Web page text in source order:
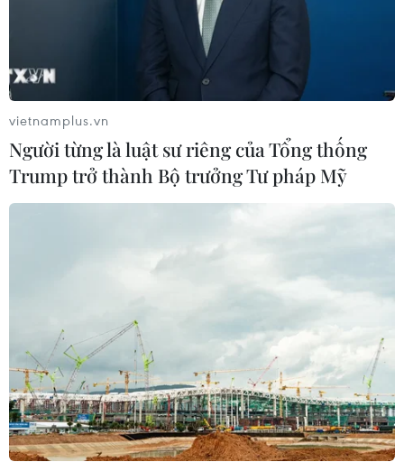
vietnamplus.vn
Người từng là luật sư riêng của Tổng thống
Trump trở thành Bộ trưởng Tư pháp Mỹ